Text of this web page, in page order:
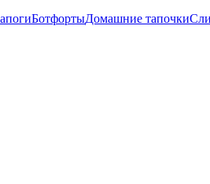
БотфортыДомашние тапочки